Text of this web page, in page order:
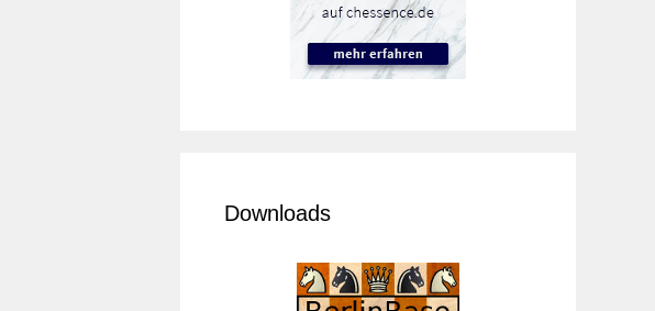
Downloads